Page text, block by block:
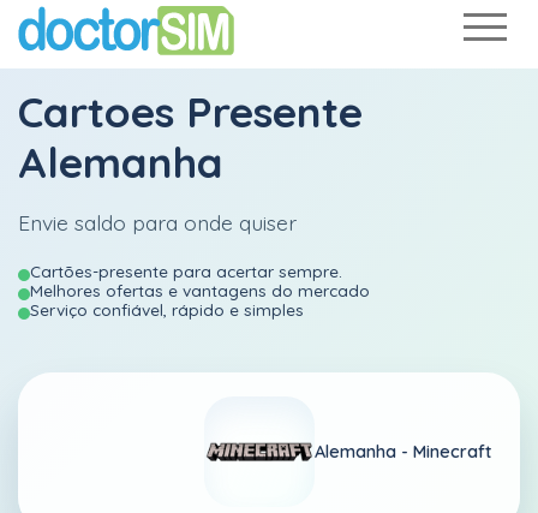
Cartoes Presente
Alemanha
Envie saldo para onde quiser
Cartões-presente para acertar sempre.
Melhores ofertas e vantagens do mercado
Serviço confiável, rápido e simples
Alemanha - Minecraft